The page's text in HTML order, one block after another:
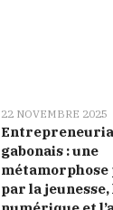
22 NOVEMBRE 2025
gabonais : une
métamorphose
par la jeunesse,